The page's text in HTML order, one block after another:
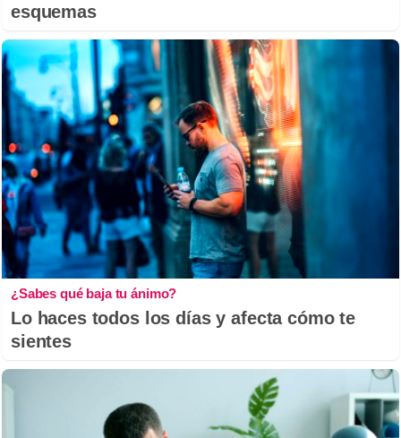
esquemas
¿Sabes qué baja tu ánimo?
Lo haces todos los días y afecta cómo te
sientes